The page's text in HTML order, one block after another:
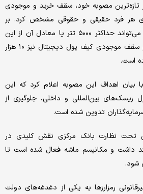
تازه‌ترین مصوبه خود، سقف خرید و موجودی
برای هر فرد حقیقی و حقوقی مشخص کرد. بر
اساس این مصوبه، هر فرد می‌تواند حداکثر ۵۰۰۰ تتر یا معادل آن از این
نوع رمزارزها خریداری کند و سقف موجودی کیف پول دیجیتال نیز ۱۰ هزار
است.
بیان اهداف این مصوبه اعلام کرد که این
بین‌المللی و داخلی، جلوگیری از
تدوین شده است.
تحت نظارت بانک مرکزی نقش کلیدی در
داشت و مکانیسم ماشه فعال شده است تا
شود.
رمزارزها به یکی از دغدغه‌های دولت